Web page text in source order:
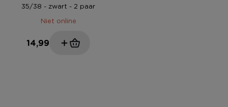
35/38 - zwart - 2 paar
Niet online
14,99